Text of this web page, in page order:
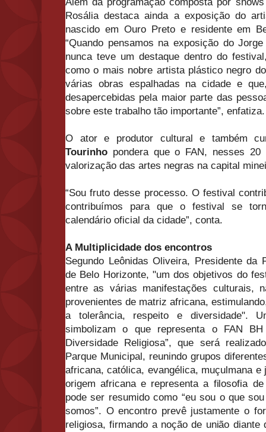
Além da programação composta por
Rosália destaca ainda a exposição do
nascido em Ouro Preto e residente em
“Quando pensamos na exposição do
nunca teve um destaque dentro do
como o mais nobre artista plástico negro
várias obras espalhadas na cidade e
desapercebidas pela maior parte das
sobre este trabalho tão importante”, enfatiza.
O ator e produtor cultural e também
Tourinho pondera que o FAN, nesses
valorização das artes negras na capital
“Sou fruto desse processo. O festival
contribuímos para que o festival se
calendário oficial da cidade”, conta.
A Multiplicidade dos encontros
Segundo Leônidas Oliveira, Presidente da
de Belo Horizonte, "um dos objetivos do
entre as várias manifestações culturais,
provenientes de matriz africana,
a tolerância, respeito e diversidade".
simbolizam o que representa o FAN
Diversidade Religiosa”, que será
Parque Municipal, reunindo grupos
africana, católica, evangélica, muçulmana
origem africana e representa a filosofia
pode ser resumido como “eu sou o que
somos”. O encontro prevê justamente o
religiosa, firmando a noção de união